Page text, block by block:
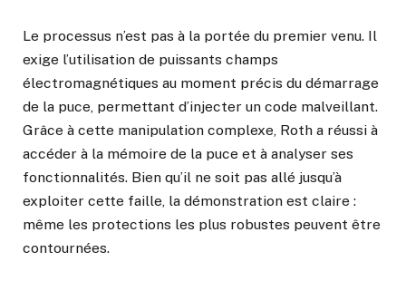
Le processus n’est pas à la portée du premier venu. Il
exige l’utilisation de puissants champs
électromagnétiques au moment précis du démarrage
de la puce, permettant d’injecter un code malveillant.
Grâce à cette manipulation complexe, Roth a réussi à
accéder à la mémoire de la puce et à analyser ses
fonctionnalités. Bien qu’il ne soit pas allé jusqu’à
exploiter cette faille, la démonstration est claire :
même les protections les plus robustes peuvent être
contournées.